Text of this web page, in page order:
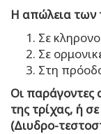
Η απώλεια των
Σε
Σε
Στη
Οι παράγοντες
της τρίχας, ή
(Διυδρο-